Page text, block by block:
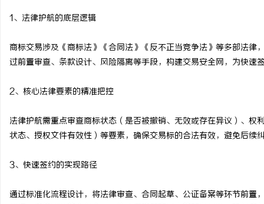
1、法律护航的底层逻辑
商标交易涉及《商标法》《合同法》《反不正当竞争法》等多部法
过前置审查、条款设计、风险隔离等手段，构建交易安全网，为快速
2、核心法律要素的精准把控
法律护航需重点审查商标状态（是否被撤销、无效或存在异议）、
状态、授权文件有效性）等要素，确保交易标的合法有效，避免后续
3、快速签约的实现路径
通过标准化流程设计，将法律审查、合同起草、公证备案等环节前